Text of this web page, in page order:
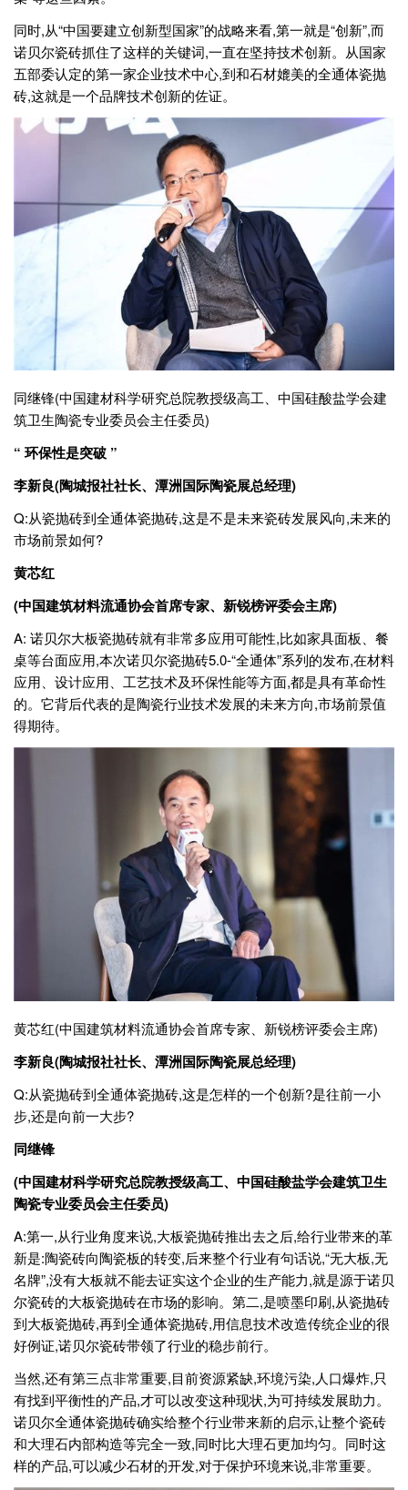
同时,从“中国要建立创新型国家”的战略来看,第一就是“创新”,而
诺贝尔瓷砖抓住了这样的关键词,一直在坚持技术创新。从国家
五部委认定的第一家企业技术中心,到和石材媲美的全通体瓷抛
砖,这就是一个品牌技术创新的佐证。
同继锋(中国建材科学研究总院教授级高工、中国硅酸盐学会建
筑卫生陶瓷专业委员会主任委员)
“ 环保性是突破 ”
李新良(陶城报社社长、潭洲国际陶瓷展总经理)
Q:从瓷抛砖到全通体瓷抛砖,这是不是未来瓷砖发展风向,未来的
市场前景如何?
黄芯红
(中国建筑材料流通协会首席专家、新锐榜评委会主席)
A: 诺贝尔大板瓷抛砖就有非常多应用可能性,比如家具面板、餐
桌等台面应用,本次诺贝尔瓷抛砖5.0-“全通体”系列的发布,在材料
应用、设计应用、工艺技术及环保性能等方面,都是具有革命性
的。它背后代表的是陶瓷行业技术发展的未来方向,市场前景值
得期待。
黄芯红(中国建筑材料流通协会首席专家、新锐榜评委会主席)
李新良(陶城报社社长、潭洲国际陶瓷展总经理)
Q:从瓷抛砖到全通体瓷抛砖,这是怎样的一个创新?是往前一小
步,还是向前一大步?
同继锋
(中国建材科学研究总院教授级高工、中国硅酸盐学会建筑卫生
陶瓷专业委员会主任委员)
A:第一,从行业角度来说,大板瓷抛砖推出去之后,给行业带来的革
新是:陶瓷砖向陶瓷板的转变,后来整个行业有句话说,“无大板,无
名牌”,没有大板就不能去证实这个企业的生产能力,就是源于诺贝
尔瓷砖的大板瓷抛砖在市场的影响。第二,是喷墨印刷,从瓷抛砖
到大板瓷抛砖,再到全通体瓷抛砖,用信息技术改造传统企业的很
好例证,诺贝尔瓷砖带领了行业的稳步前行。
当然,还有第三点非常重要,目前资源紧缺,环境污染,人口爆炸,只
有找到平衡性的产品,才可以改变这种现状,为可持续发展助力。
诺贝尔全通体瓷抛砖确实给整个行业带来新的启示,让整个瓷砖
和大理石内部构造等完全一致,同时比大理石更加均匀。同时这
样的产品,可以减少石材的开发,对于保护环境来说,非常重要。